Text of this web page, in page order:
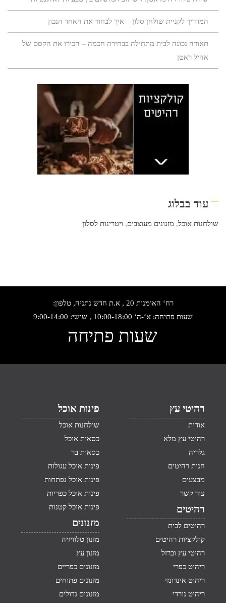
המדריך לקניית שולחן סלון – איך לבחור את האחד הנכון
תאורה נכונה לבית מתחילה בבחירה חכמה – הכירו את הקסם של
אהיל ראטן
עוד בבלוג
שולחנות אוכל, מזנונים מעוצבים, ויטרינות לסלון
רח‘ האומנות 20 , א.ת חדש נתניה, טלפון:
שעות פתיחה: א‘-ה‘ 10:00-18:00 , שישי: 9:00-14:00
שעות פתיחה
רהיטי עץ
אודות
רהיטי עץ מלא
גלריה
חנות רהיטים
מבצעים
צור קשר
רהיטים
רהיטים לבית
קולקציות רהיטים
רהיטי עץ וברזל
ריהוט כפרי
ריהוט אינדונזי
ריהוט נורדי
פינות אוכל
שולחנות אוכל
כסאות אוכל
כסאות בר
פינות אוכל עגולות
פינות אוכל נפתחות
פינות אוכל כפריות
פינות אוכל קטנות
מזנונים
מזנון טלוויזיה
מזנון עץ
מזנונים כפריים
מזנונים פתוחים
מזנונים גדולים